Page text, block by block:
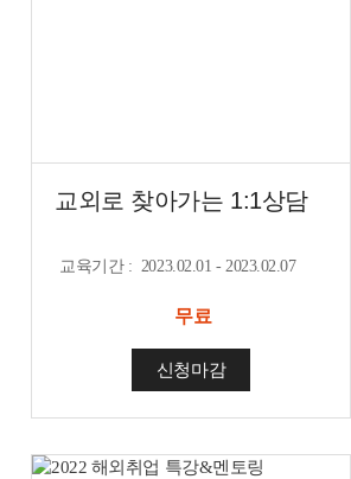
교외로 찾아가는 1:1상담
교육기간: 2023.02.01 - 2023.02.07
무료
신청마감